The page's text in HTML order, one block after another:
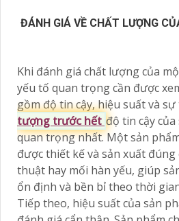
ĐÁNH GIÁ VỀ CHẤT LƯỢNG
Khi đánh giá chất lượng của
yếu tố quan trọng cần được
gồm độ tin cậy, hiệu suất và
tượng trước hết độ tin cậy
quan trọng nhất. Một sản
được thiết kế và sản xuất đúng
thuật hay mối hàn yếu, giúp
ổn định và bền bỉ theo thời
Tiếp theo, hiệu suất của sản